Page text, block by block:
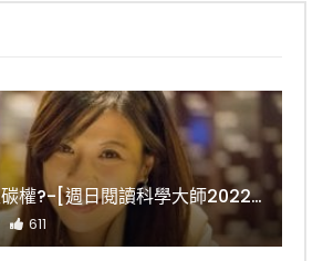
如何種樹生碳權?-[週日閱讀科學大師2022.11.06]
611